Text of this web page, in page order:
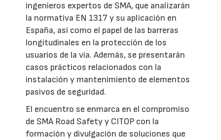
ingenieros expertos de SMA, que analizarán
la normativa EN 1317 y su aplicación en
España, así como el papel de las barreras
longitudinales en la protección de los
usuarios de la vía. Además, se presentarán
casos prácticos relacionados con la
instalación y mantenimiento de elementos
pasivos de seguridad.
El encuentro se enmarca en el compromiso
de SMA Road Safety y CITOP con la
formación y divulgación de soluciones que